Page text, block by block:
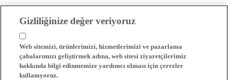
Gizliliğinize değer veriyoruz
Web sitemizi, ürünlerimizi, hizmetlerimizi ve pazarlama
çabalarımızı geliştirmek adına, web sitesi ziyaretçilerimiz
hakkında bilgi edinmemize yardımcı olması için çerezler
kullanıyoruz.